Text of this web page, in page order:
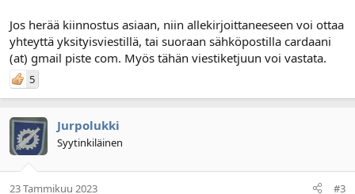
Jos herää kiinnostus asiaan, niin allekirjoittaneeseen voi ottaa
yhteyttä yksityisviestillä, tai suoraan sähköpostilla cardaani
(at) gmail piste com. Myös tähän viestiketjuun voi vastata.
5
Jurpolukki
Syytinkiläinen
23 Tammikuu 2023 #3